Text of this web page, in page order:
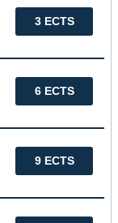
3 ECTS
6 ECTS
9 ECTS